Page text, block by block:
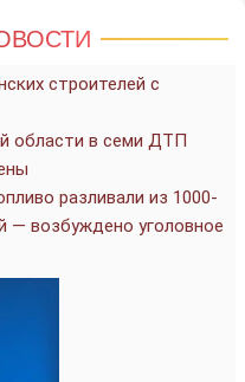
строителей с
области в семи ДТП
разливали из 1000-
— возбуждено уголовное